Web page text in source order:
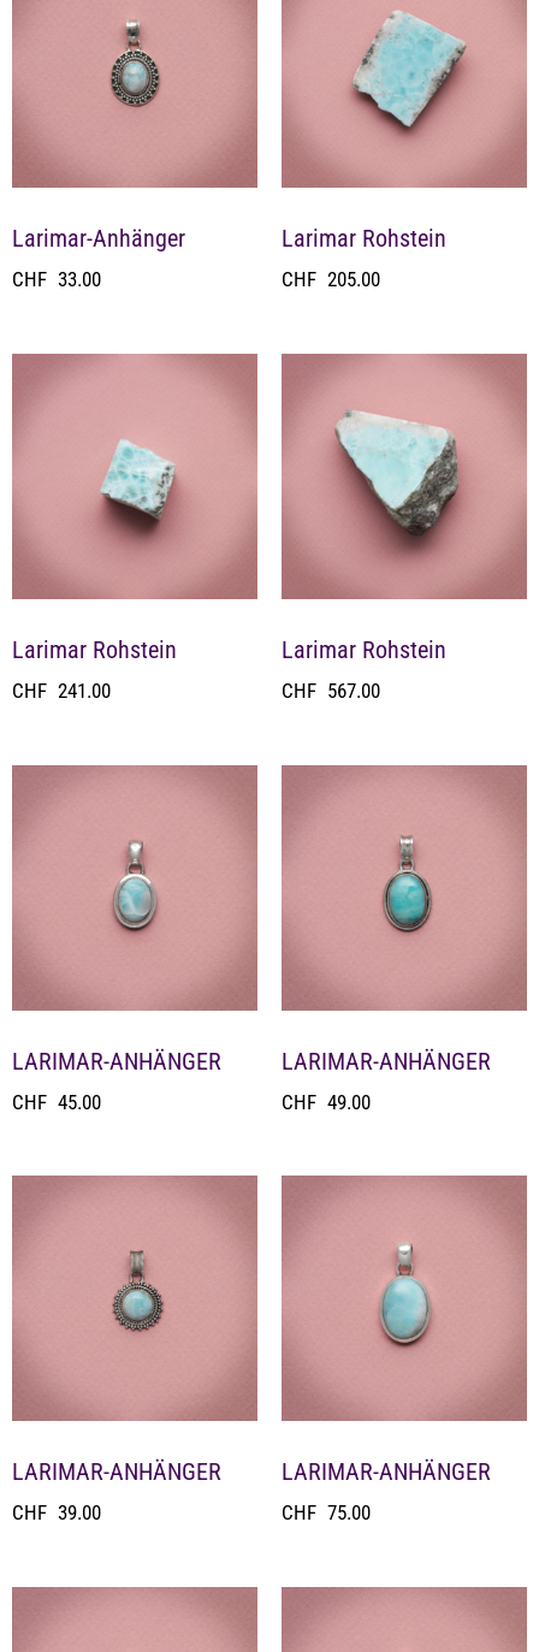
Larimar-Anhänger
CHF 33.00
Larimar Rohstein
CHF 205.00
Larimar Rohstein
CHF 241.00
Larimar Rohstein
CHF 567.00
LARIMAR-ANHÄNGER
CHF 45.00
LARIMAR-ANHÄNGER
CHF 49.00
LARIMAR-ANHÄNGER
CHF 39.00
LARIMAR-ANHÄNGER
CHF 75.00